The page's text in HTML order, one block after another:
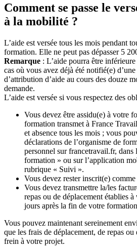
Comment se passe le
à la mobilité ?
L’aide est versée tous les mois pendant
formation. Elle ne peut pas dépasser 5
Remarque : L’aide pourra être
cas où vous avez déjà été notifié(e)
d’attribution d’aide au cours des douze
demande.
L’aide est versée si vous respectez des
Vous devez être assidu(e) à votre
formation transmet à France
et absence tous les mois ; vous
déclarations de l’organisme de
personnel sur francetravail.fr,
formation » ou sur l’application
rubrique « Suivi ».
Vous devez rester inscrit(e)
Vous devez transmettre la/les
repas ou de déplacement établies
jours après la fin de votre
Vous pouvez maintenant sereinement
que les frais de déplacement, de repas ou
frein à votre projet.